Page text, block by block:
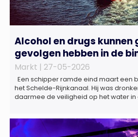
Alcohol en drugs kunnen
gevolgen hebben in de
Markt | 27-05-2026
Een schipper ramde eind maart een
het Schelde-Rijnkanaal. Hij was
daarmee de veiligheid op het water in
veiligheid op het water in gevaar én
hebben voor de […]